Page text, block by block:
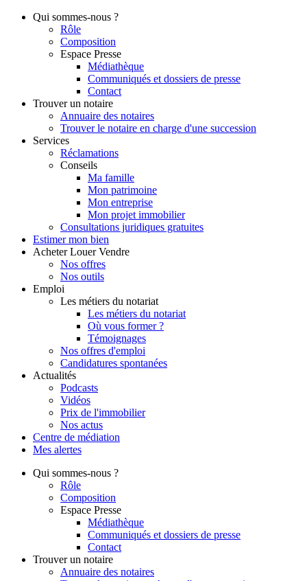
Qui sommes-nous ?
Rôle
Composition
Espace Presse
Médiathèque
Communiqués et dossiers de presse
Contact
Trouver un notaire
Annuaire des notaires
Trouver le notaire en charge d'une succession
Services
Réclamations
Conseils
Ma famille
Mon patrimoine
Mon entreprise
Mon projet immobilier
Consultations juridiques gratuites
Estimer mon bien
Acheter Louer Vendre
Nos offres
Nos outils
Emploi
Les métiers du notariat
Les métiers du notariat
Où vous former ?
Témoignages
Nos offres d'emploi
Candidatures spontanées
Actualités
Podcasts
Vidéos
Prix de l'immobilier
Nos actus
Centre de médiation
Mes alertes
Qui sommes-nous ?
Rôle
Composition
Espace Presse
Médiathèque
Communiqués et dossiers de presse
Contact
Trouver un notaire
Annuaire des notaires